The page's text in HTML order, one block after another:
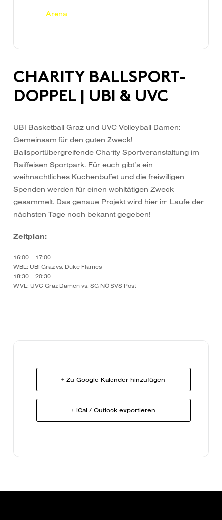
Arena
CHARITY BALLSPORT-
DOPPEL | UBI & UVC
UBI Basketball Graz und UVC Volleyball Damen:
Gemeinsam für den guten Zweck!
Ballsportübergreifende Charity Sportveranstaltung im
Raiffeisen Sportpark. Für euch gibt’s ein
weihnachtliches Kuchenbuffet und die freiwilligen
Spenden werden für einen wohltätigen Zweck
gesammelt. Das genaue Projekt wird hier im Laufe der
nächsten Tage noch bekannt gegeben!
Zeitplan:
16:00 – 17:00
WBL: UBI Graz vs. Duke Flames
18:30 – 20:30
WVL: UVC Graz Damen vs. SG NÖ SVS Post
+ Zu Google Kalender hinzufügen
+ iCal / Outlook exportieren